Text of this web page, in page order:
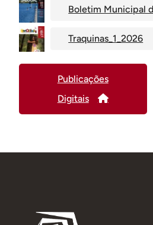
Boletim Municipal
Traquinas_1_2026
Publicações
Digitais